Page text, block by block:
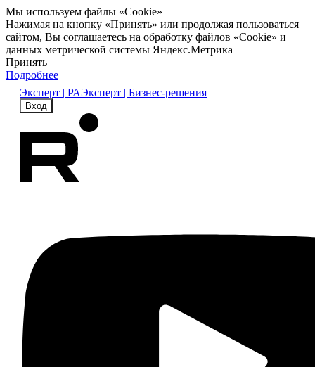
Мы используем файлы «Cookie»
Нажимая на кнопку «Принять» или продолжая пользоваться
сайтом, Вы соглашаетесь на обработку файлов «Cookie» и
данных метрической системы Яндекс.Метрика
Принять
Подробнее
Эксперт | РАЭксперт | Бизнес-решения
Вход